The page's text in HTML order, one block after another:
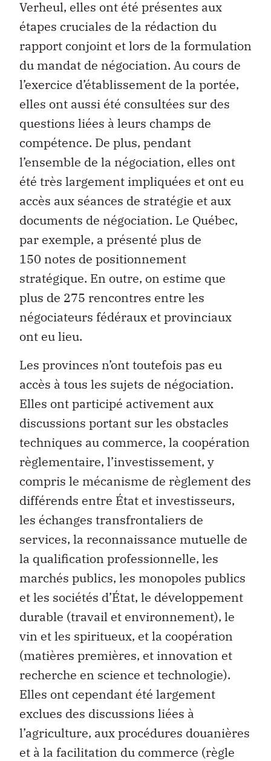
Verheul, elles ont été présentes aux
étapes cruciales de la rédaction du
rapport conjoint et lors de la formulation
du mandat de négociation. Au cours de
l’exercice d’établissement de la portée,
elles ont aussi été consultées sur des
questions liées à leurs champs de
compétence. De plus, pendant
l’ensemble de la négociation, elles ont
été très largement impliquées et ont eu
accès aux séances de stratégie et aux
documents de négociation. Le Québec,
par exemple, a présenté plus de
150 notes de positionnement
stratégique. En outre, on estime que
plus de 275 rencontres entre les
négociateurs fédéraux et provinciaux
ont eu lieu.
Les provinces n’ont toutefois pas eu
accès à tous les sujets de négociation.
Elles ont participé activement aux
discussions portant sur les obstacles
techniques au commerce, la coopération
règlementaire, l’investissement, y
compris le mécanisme de règlement des
différends entre État et investisseurs,
les échanges transfrontaliers de
services, la reconnaissance mutuelle de
la qualification professionnelle, les
marchés publics, les monopoles publics
et les sociétés d’État, le développement
durable (travail et environnement), le
vin et les spiritueux, et la coopération
(matières premières, et innovation et
recherche en science et technologie).
Elles ont cependant été largement
exclues des discussions liées à
l’agriculture, aux procédures douanières
et à la facilitation du commerce (règle